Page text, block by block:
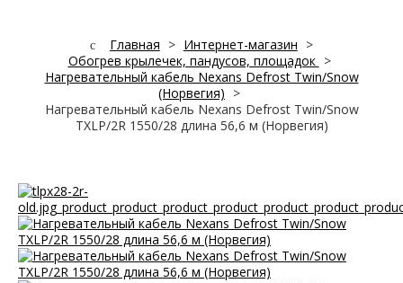
Главная > Интернет-магазин >
Обогрев крылечек, пандусов, площадок >
Нагревательный кабель Nexans Defrost Twin/Snow
(Норвегия) >
Нагревательный кабель Nexans Defrost Twin/Snow
TXLP/2R 1550/28 длина 56,6 м (Норвегия)